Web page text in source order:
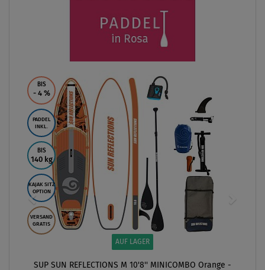
BIS
- 4 %
PADDEL
INKL.
BIS
140 kg
KAJAK SITZ
OPTION
VERSAND
GRATIS
AUF LAGER
SUP SUN REFLECTIONS M 10'8'' MINICOMBO Orange -